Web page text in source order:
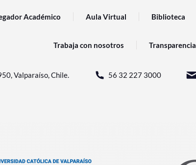
Académico Aula Virtual Biblioteca
Trabaja con nosotros Transparencia
Valparaíso, Chile. 56 32 227 3000